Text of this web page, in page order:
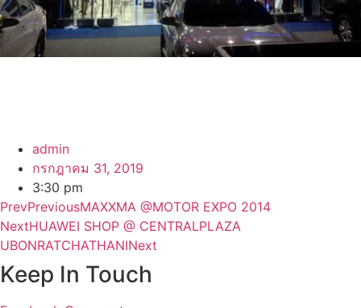
admin
กรกฎาคม 31, 2019
3:30 pm
PrevPreviousMAXXMA @MOTOR EXPO 2014
NextHUAWEI SHOP @ CENTRALPLAZA
UBONRATCHATHANINext
Keep In Touch